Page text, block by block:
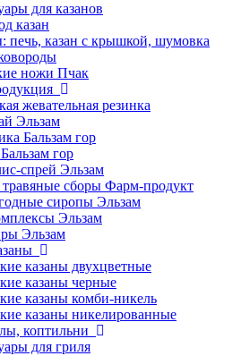
для казанов
казан
печь, казан с крышкой, шумовка
ножи Пчак
жевательная резинка
Эльзам
Бальзам гор
гор
спрей Эльзам
сборы Фарм-продукт
сиропы Эльзам
Эльзам
Эльзам
казаны двухцветные
казаны черные
казаны комби-никель
казаны никелированные
коптильни
для гриля